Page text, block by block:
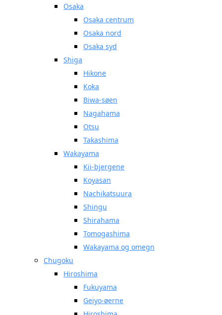
Osaka
Osaka centrum
Osaka nord
Osaka syd
Shiga
Hikone
Koka
Biwa-søen
Nagahama
Otsu
Takashima
Wakayama
Kii-bjergene
Koyasan
Nachikatsuura
Shingu
Shirahama
Tomogashima
Wakayama og omegn
Chugoku
Hiroshima
Fukuyama
Geiyo-øerne